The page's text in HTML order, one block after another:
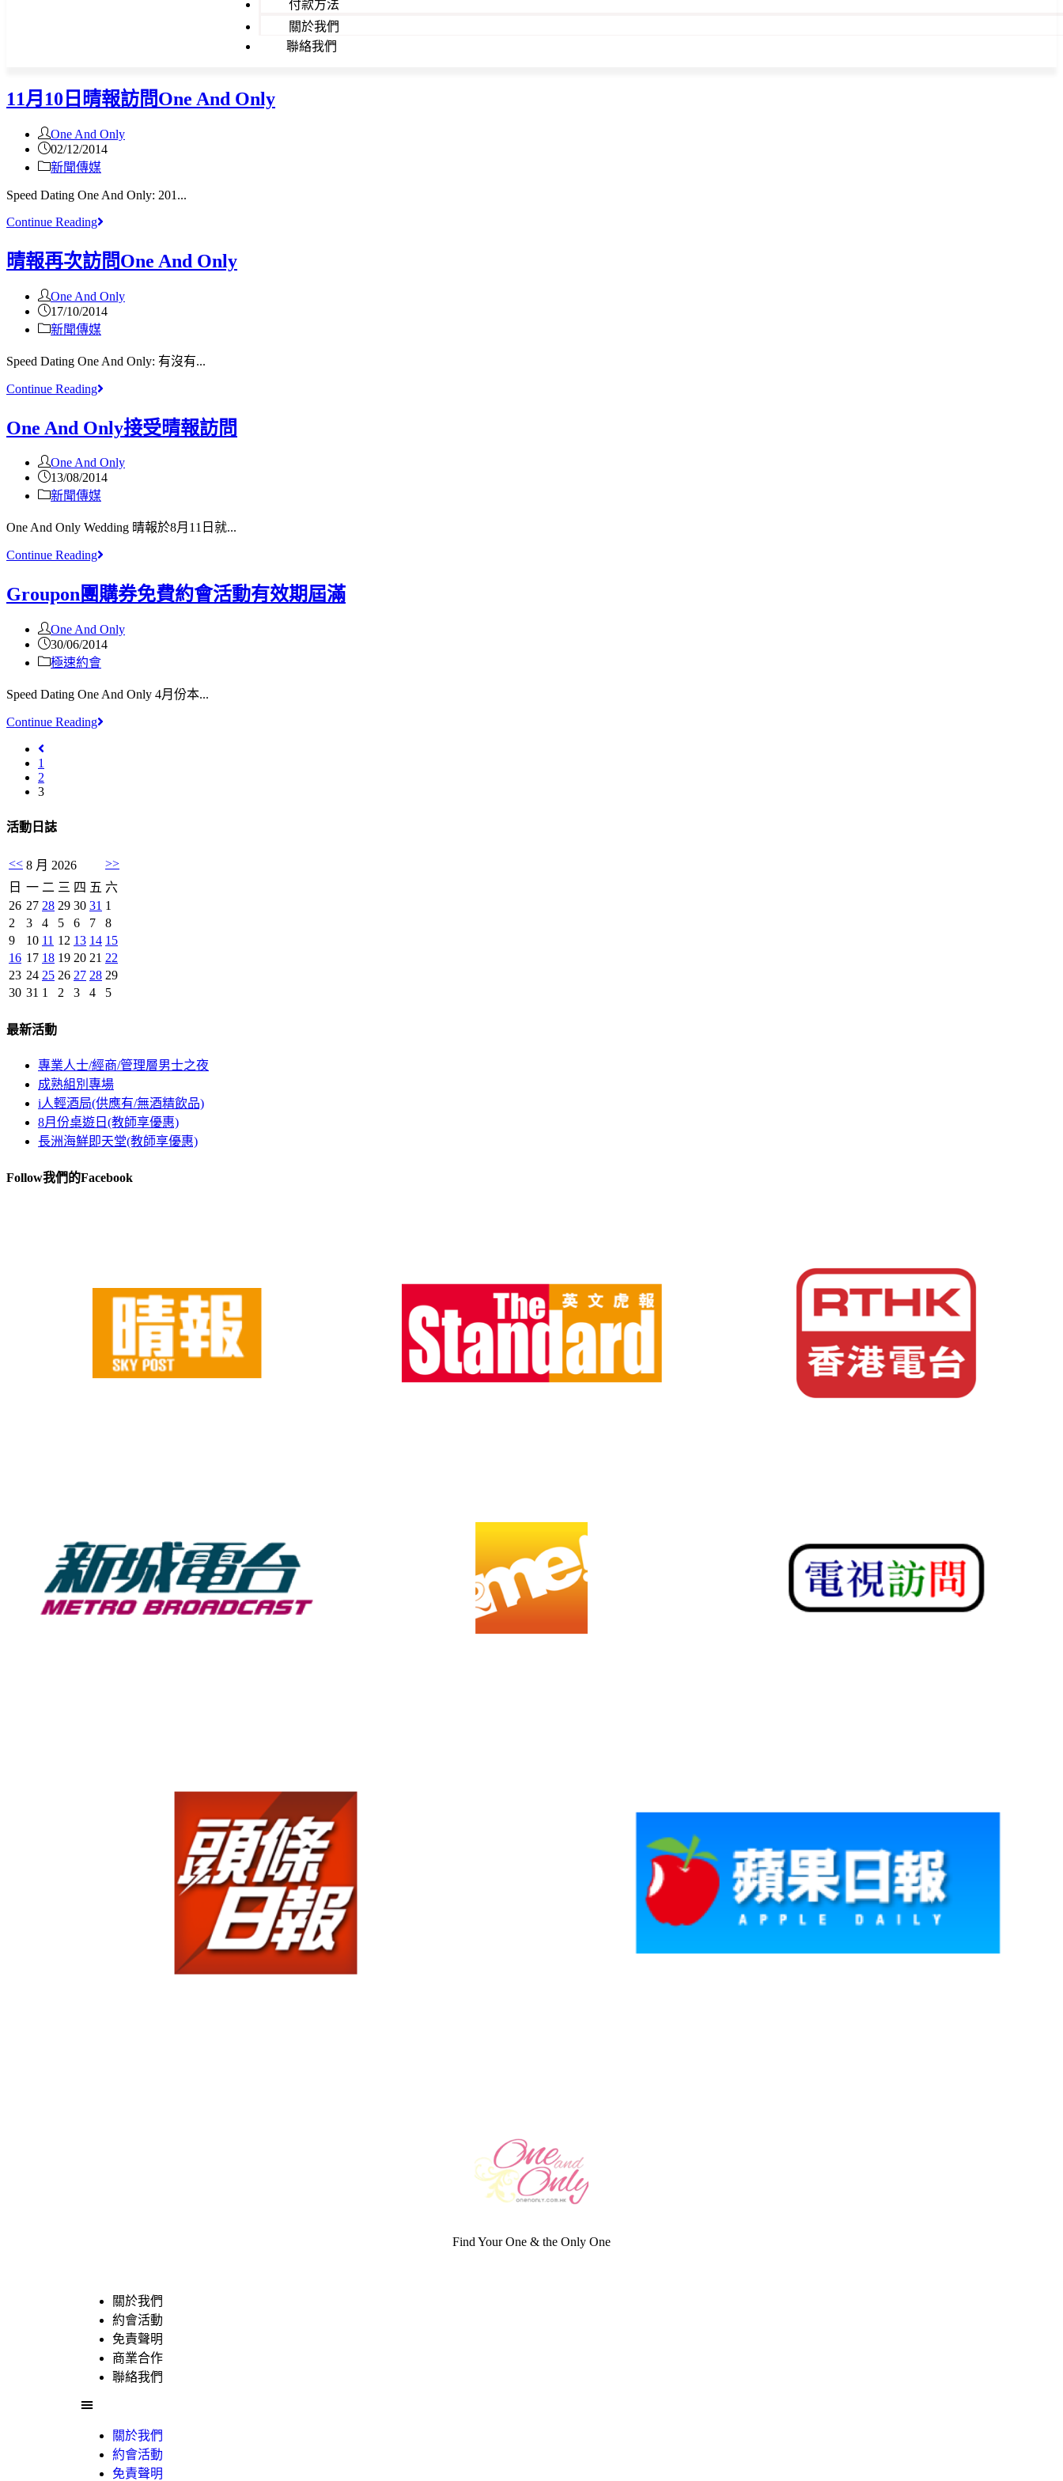
付款方法
關於我們
聯絡我們
11月10日晴報訪問One And Only
One And Only
02/12/2014
新聞傳媒
Speed Dating One And Only: 201...
Continue Reading
晴報再次訪問One And Only
One And Only
17/10/2014
新聞傳媒
Speed Dating One And Only: 有沒有...
Continue Reading
One And Only接受晴報訪問
One And Only
13/08/2014
新聞傳媒
One And Only Wedding 晴報於8月11日就...
Continue Reading
Groupon團購券免費約會活動有效期屆滿
One And Only
30/06/2014
極速約會
Speed Dating One And Only 4月份本...
Continue Reading
1
2
3
活動日誌
<< 8 月 2026
>>
日 一 二 三 四 五 六
26 27 28 29 30 31 1
2
3 4 5 6 7
8
9
10 11 12 13 14 15
16 17 18 19 20 21 22
23 24 25 26 27 28 29
30 31 1 2 3 4 5
最新活動
專業人士/經商/管理層男士之夜
成熟組別專場
i人輕酒局(供應有/無酒精飲品)
8月份桌遊日(教師享優惠)
長洲海鮮即天堂(教師享優惠)
Follow我們的Facebook
Find Your One & the Only One
關於我們
約會活動
免責聲明
商業合作
聯絡我們
關於我們
約會活動
免責聲明